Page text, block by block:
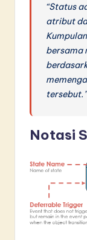
“Status
atribut
bersama
tersebut.”
Notasi